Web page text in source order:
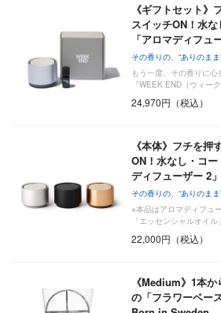
《ギフトセット》
スイッチON！水
「アロマディフ
その香りの、“ありのま
もう一度、その香りに心
『WEEK END（ウィー
24,970円（税込）
《本体》フチを押
ON！水なし・コ
ディフューザー 2
…
その香りの、“ありのま
※本品はアロマディフュ
「エッセンシャルオイル
22,000円（税込）
《Medium》1本
の「フラワーベー